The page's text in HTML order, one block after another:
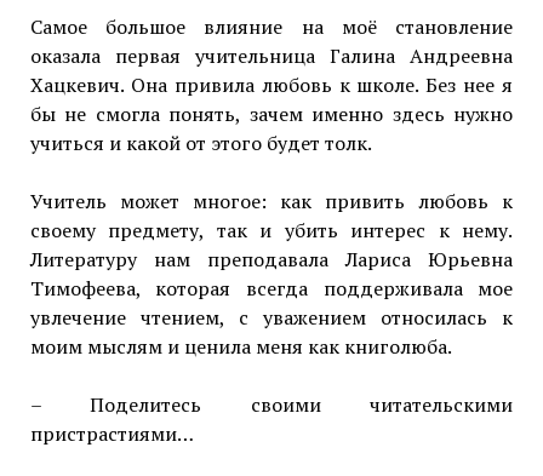
Самое большое влияние на моё становление
оказала первая учительница Галина Андреевна
Хацкевич. Она привила любовь к школе. Без нее я
бы не смогла понять, зачем именно здесь нужно
учиться и какой от этого будет толк.
Учитель может многое: как привить любовь к
своему предмету, так и убить интерес к нему.
Литературу нам преподавала Лариса Юрьевна
Тимофеева, которая всегда поддерживала мое
увлечение чтением, с уважением относилась к
моим мыслям и ценила меня как книголюба.
– Поделитесь своими читательскими
пристрастиями…